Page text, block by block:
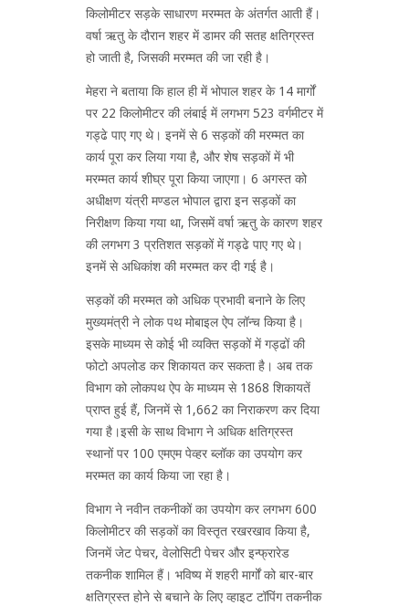
किलोमीटर सड़के साधारण मरम्मत के अंतर्गत आती हैं।
वर्षा ऋतु के दौरान शहर में डामर की सतह क्षतिग्रस्त
हो जाती है, जिसकी मरम्मत की जा रही है।
मेहरा ने बताया कि हाल ही में भोपाल शहर के 14 मार्गों
पर 22 किलोमीटर की लंबाई में लगभग 523 वर्गमीटर में
गड्ढे पाए गए थे। इनमें से 6 सड़कों की मरम्मत का
कार्य पूरा कर लिया गया है, और शेष सड़कों में भी
मरम्मत कार्य शीघ्र पूरा किया जाएगा। 6 अगस्त को
अधीक्षण यंत्री मण्डल भोपाल द्वारा इन सड़कों का
निरीक्षण किया गया था, जिसमें वर्षा ऋतु के कारण शहर
की लगभग 3 प्रतिशत सड़कों में गड्ढे पाए गए थे।
इनमें से अधिकांश की मरम्मत कर दी गई है।
सड़कों की मरम्मत को अधिक प्रभावी बनाने के लिए
मुख्यमंत्री ने लोक पथ मोबाइल ऐप लॉन्च किया है।
इसके माध्यम से कोई भी व्यक्ति सड़कों में गड्ढों की
फोटो अपलोड कर शिकायत कर सकता है। अब तक
विभाग को लोकपथ ऐप के माध्यम से 1868 शिकायतें
प्राप्त हुई हैं, जिनमें से 1,662 का निराकरण कर दिया
गया है।इसी के साथ विभाग ने अधिक क्षतिग्रस्त
स्थानों पर 100 एमएम पेव्हर ब्लॉक का उपयोग कर
मरम्मत का कार्य किया जा रहा है।
विभाग ने नवीन तकनीकों का उपयोग कर लगभग 600
किलोमीटर की सड़कों का विस्तृत रखरखाव किया है,
जिनमें जेट पेचर, वेलोसिटी पेचर और इन्फ्रारेड
तकनीक शामिल हैं। भविष्य में शहरी मार्गों को बार-बार
क्षतिग्रस्त होने से बचाने के लिए व्हाइट टॉपिंग तकनीक